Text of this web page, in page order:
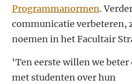
Programmanormen.
communicatie verbeteren,
noemen in het Facultair
‘Ten eerste willen we
met studenten over hun